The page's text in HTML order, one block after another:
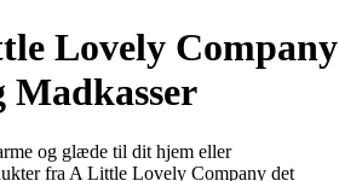
Lovely Company
Madkasser
og glæde til dit hjem eller
fra A Little Lovely Company det